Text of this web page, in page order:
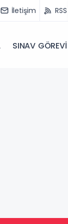
İletişim RSS
SINAV GÖREVİ